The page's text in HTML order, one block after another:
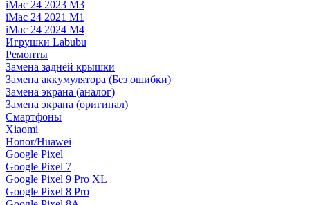
iMac 24 2023 M3
iMac 24 2021 M1
iMac 24 2024 M4
Игрушки Labubu
Ремонты
Замена задней крышки
Замена аккумулятора (Без ошибки)
Замена экрана (аналог)
Замена экрана (оригинал)
Смартфоны
Xiaomi
Honor/Huawei
Google Pixel
Google Pixel 7
Google Pixel 9 Pro XL
Google Pixel 8 Pro